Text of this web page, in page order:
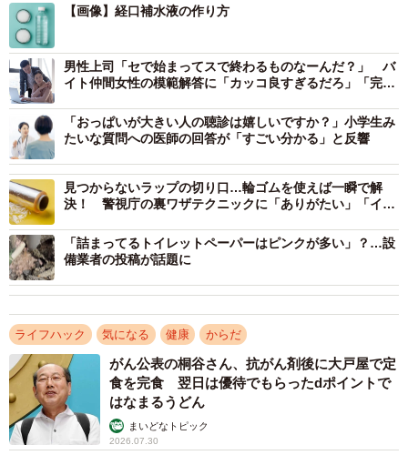
【画像】経口補水液の作り方
男性上司「セで始まってスで終わるものなーんだ？」 バ
イト仲間女性の模範解答に「カッコ良すぎるだろ」「完璧
「おっぱいが大きい人の聴診は嬉しいですか？」小学生み
たいな質問への医師の回答が「すごい分かる」と反響
見つからないラップの切り口…輪ゴムを使えば一瞬で解
決！ 警視庁の裏ワザテクニックに「ありがたい」「イラ
「詰まってるトイレットペーパーはピンクが多い」？…設
備業者の投稿が話題に
ライフハック 気になる 健康 からだ
がん公表の桐谷さん、抗がん剤後に大戸屋で定
食を完食 翌日は優待でもらったdポイントで
はなまるうどん
まいどなトピック
2026.07.30